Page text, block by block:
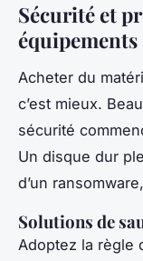
Sécurité et
équipements
Acheter du
c’est mieux.
sécurité
Un disque dur
d’un
Solutions de
Adoptez la règle